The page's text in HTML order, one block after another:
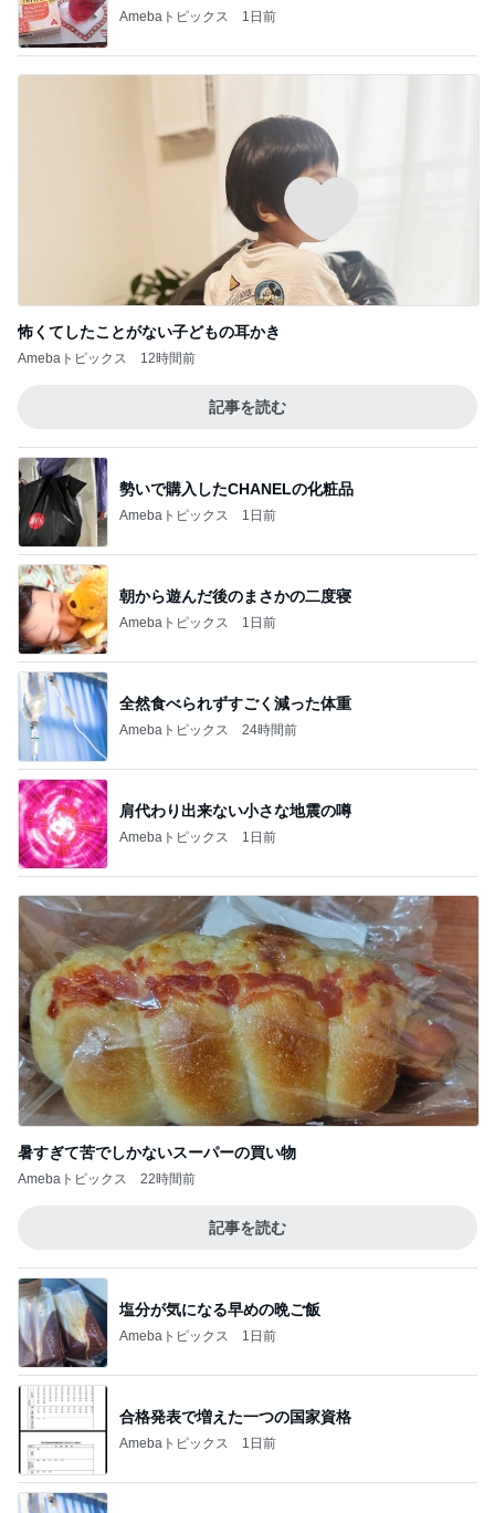
Amebaトピックス 1日前
怖くてしたことがない子どもの耳かき
Amebaトピックス 12時間前
記事を読む
勢いで購入したCHANELの化粧品
Amebaトピックス 1日前
朝から遊んだ後のまさかの二度寝
Amebaトピックス 1日前
全然食べられずすごく減った体重
Amebaトピックス 24時間前
肩代わり出来ない小さな地震の噂
Amebaトピックス 1日前
暑すぎて苦でしかないスーパーの買い物
Amebaトピックス 22時間前
記事を読む
塩分が気になる早めの晩ご飯
Amebaトピックス 1日前
合格発表で増えた一つの国家資格
Amebaトピックス 1日前